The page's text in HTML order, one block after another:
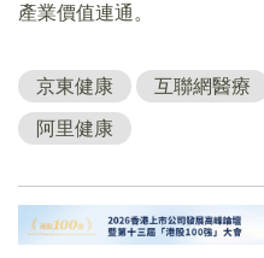
產業價值連通。
京東健康 互聯網醫療
阿里健康